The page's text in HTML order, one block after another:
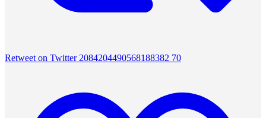
Retweet on Twitter 2084204490568188382 70